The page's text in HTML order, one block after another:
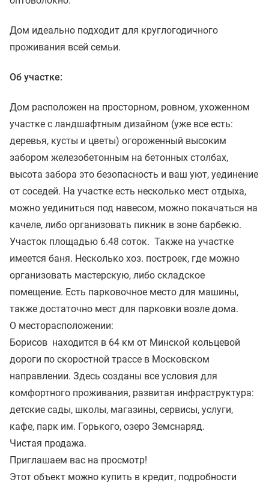
Дом идеально подходит для круглогодичного
проживания всей семьи.
Об участке:
Дом расположен на просторном, ровном, ухоженном
участке с ландшафтным дизайном (уже все есть:
деревья, кусты и цветы) огороженный высоким
забором железобетонным на бетонных столбах,
высота забора это безопасность и ваш уют, уединение
от соседей. На участке есть несколько мест отдыха,
можно уединиться под навесом, можно покачаться на
качеле, либо организовать пикник в зоне барбекю.
Участок площадью 6.48 соток. Также на участке
имеется баня. Несколько хоз. построек, где можно
организовать мастерскую, либо складское
помещение. Есть парковочное место для машины,
также достаточно мест для парковки возле дома.
О месторасположении:
Борисов находится в 64 км от Минской кольцевой
дороги по скоростной трассе в Московском
направлении. Здесь созданы все условия для
комфортного проживания, развитая инфраструктура:
детские сады, школы, магазины, сервисы, услуги,
кафе, парк им. Горького, озеро Земснаряд.
Чистая продажа.
Приглашаем вас на просмотр!
Этот объект можно купить в кредит, подробности